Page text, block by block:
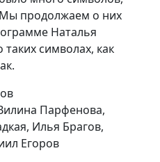
продолжаем о них
Наталья
символах, как
Парфенова,
Илья Брагов,
Егоров
Брагов, Марианна
Лена Солдатова,
Суслов
Якимов, Илья
Мария
Сережа
Анна Гладкая,
Брагов, Марианна
Лена Солдатова,